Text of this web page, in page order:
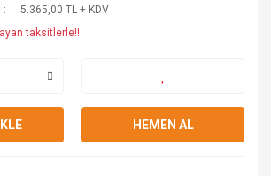
5.365,00 TL + KDV
taksitlerle!!
HEMEN AL